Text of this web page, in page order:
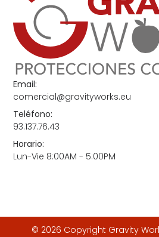
Email:
comercial@gravityworks.eu
Teléfono:
93.137.76.43
Horario:
Lun-Vie 8:00AM - 5:00PM
© 2026 Copyright Gravity